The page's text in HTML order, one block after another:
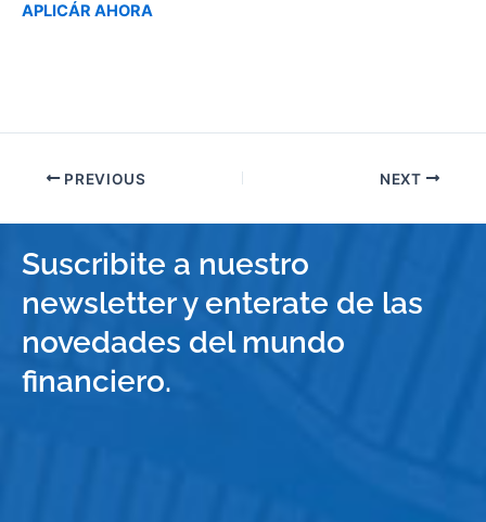
APLICÁR AHORA
PREVIOUS NEXT
Suscribite a nuestro
newsletter y enterate de las
novedades del mundo
financiero.